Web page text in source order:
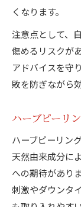
くなります。
注意点として、
傷めるリスクが
アドバイスを守
敗を防ぎながら
ハーブピーリ
ハーブピーリン
天然由来成分に
への期待があり
刺激やダウンタ